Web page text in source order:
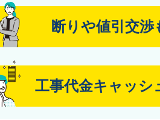
断りや値引交渉
工事代金キャッシ